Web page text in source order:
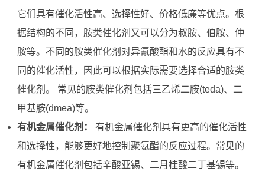
它们具有催化活性高、选择性好、价格低廉等优点。根
据结构的不同，胺类催化剂又可以分为叔胺、伯胺、仲
胺等。不同的胺类催化剂对异氰酸酯和水的反应具有不
同的催化活性，因此可以根据实际需要选择合适的胺类
催化剂。 常见的胺类催化剂包括三乙烯二胺(teda)、二
甲基胺(dmea)等。
有机金属催化剂：
有机金属催化剂具有更高的催化活性
和选择性，能够更好地控制聚氨酯的反应过程。常见的
有机金属催化剂包括辛酸亚锡、二月桂酸二丁基锡等。